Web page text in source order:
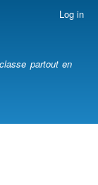
Log in
partout en